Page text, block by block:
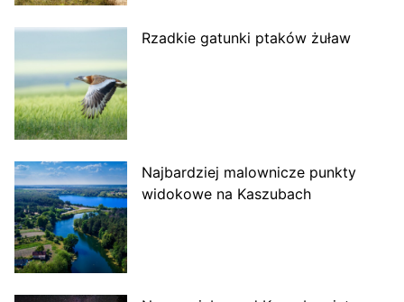
Rzadkie gatunki ptaków żuław
Najbardziej malownicze punkty
widokowe na Kaszubach